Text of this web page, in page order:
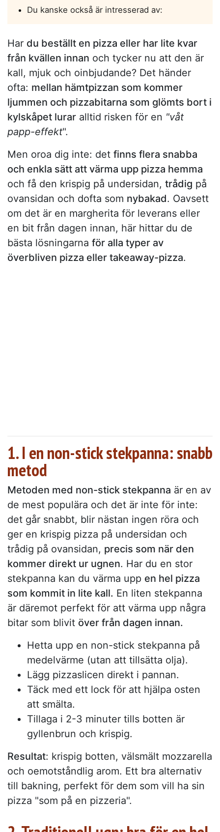
Du kanske också är intresserad av:
Har du beställt en pizza eller har lite kvar
från kvällen innan och tycker nu att den är
kall, mjuk och oinbjudande? Det händer
ofta: mellan hämtpizzan som kommer
ljummen och pizzabitarna som glömts bort i
kylskåpet lurar alltid risken för en "våt
papp-effekt".
Men oroa dig inte: det finns flera snabba
och enkla sätt att värma upp pizza hemma
och få den krispig på undersidan, trådig på
ovansidan och dofta som nybakad. Oavsett
om det är en margherita för leverans eller
en bit från dagen innan, här hittar du de
bästa lösningarna för alla typer av
överbliven pizza eller takeaway-pizza.
1. I en non-stick stekpanna: snabb
metod
Metoden med non-stick stekpanna är en av
de mest populära och det är inte för inte:
det går snabbt, blir nästan ingen röra och
ger en krispig pizza på undersidan och
trådig på ovansidan, precis som när den
kommer direkt ur ugnen. Har du en stor
stekpanna kan du värma upp en hel pizza
som kommit in lite kall. En liten stekpanna
är däremot perfekt för att värma upp några
bitar som blivit över från dagen innan.
Hetta upp en non-stick stekpanna på
medelvärme (utan att tillsätta olja).
Lägg pizzaslicen direkt i pannan.
Täck med ett lock för att hjälpa osten
att smälta.
Tillaga i 2-3 minuter tills botten är
gyllenbrun och krispig.
Resultat: krispig botten, välsmält mozzarella
och oemotståndlig arom. Ett bra alternativ
till bakning, perfekt för dem som vill ha sin
pizza "som på en pizzeria".